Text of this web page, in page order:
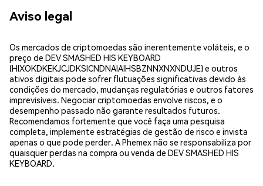
Aviso legal
Os mercados de criptomoedas são inerentemente voláteis, e o
preço de DEV SMASHED HIS KEYBOARD
(HIXOKDKEKJCJDKSICNDNAIAIHSBZNNXNXNDUJE) e outros
ativos digitais pode sofrer flutuações significativas devido às
condições do mercado, mudanças regulatórias e outros fatores
imprevisíveis. Negociar criptomoedas envolve riscos, e o
desempenho passado não garante resultados futuros.
Recomendamos fortemente que você faça uma pesquisa
completa, implemente estratégias de gestão de risco e invista
apenas o que pode perder. A Phemex não se responsabiliza por
quaisquer perdas na compra ou venda de DEV SMASHED HIS
KEYBOARD.